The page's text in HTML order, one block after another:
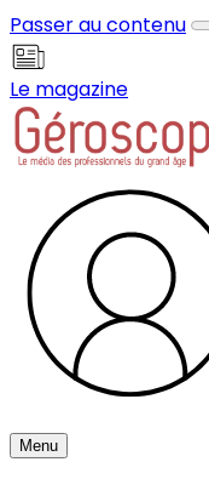
Passer au contenu
Le magazine
Menu
Panneau de gestion